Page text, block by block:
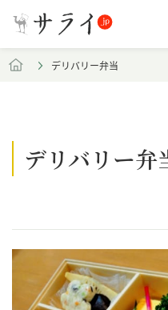
デリバリー弁当
デリバリー弁